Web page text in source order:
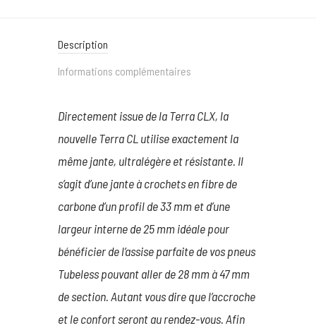
Description
Informations complémentaires
Directement issue de la Terra CLX, la
nouvelle Terra CL utilise exactement la
même jante, ultralégère et résistante. Il
s’agit d’une jante à crochets en fibre de
carbone d’un profil de 33 mm et d’une
largeur interne de 25 mm idéale pour
bénéficier de l’assise parfaite de vos pneus
Tubeless pouvant aller de 28 mm à 47 mm
de section. Autant vous dire que l’accroche
et le confort seront au rendez-vous. Afin